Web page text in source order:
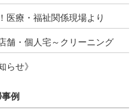
療・福祉関係現場より
舗・個人宅～クリーニング
らせ》
例